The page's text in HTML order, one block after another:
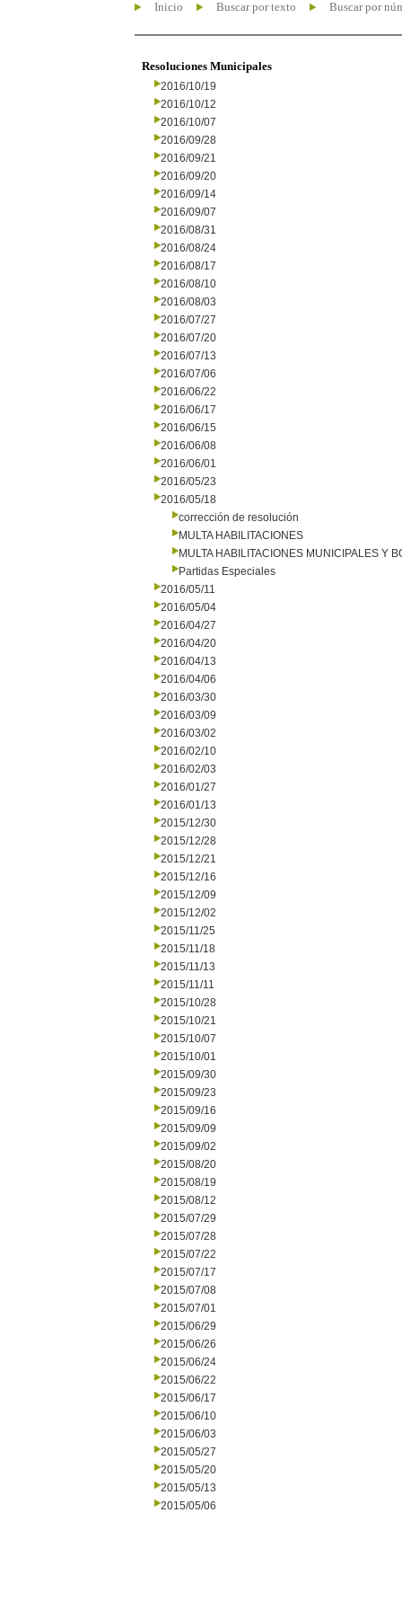
Inicio Buscar por texto Buscar por
Resoluciones Municipales
2016/10/19
2016/10/12
2016/10/07
2016/09/28
2016/09/21
2016/09/20
2016/09/14
2016/09/07
2016/08/31
2016/08/24
2016/08/17
2016/08/10
2016/08/03
2016/07/27
2016/07/20
2016/07/13
2016/07/06
2016/06/22
2016/06/17
2016/06/15
2016/06/08
2016/06/01
2016/05/23
2016/05/18
corrección de resolución
MULTA HABILITACIONES
MULTA HABILITACIONES MUNICIPALES Y
Partidas Especiales
2016/05/11
2016/05/04
2016/04/27
2016/04/20
2016/04/13
2016/04/06
2016/03/30
2016/03/09
2016/03/02
2016/02/10
2016/02/03
2016/01/27
2016/01/13
2015/12/30
2015/12/28
2015/12/21
2015/12/16
2015/12/09
2015/12/02
2015/11/25
2015/11/18
2015/11/13
2015/11/11
2015/10/28
2015/10/21
2015/10/07
2015/10/01
2015/09/30
2015/09/23
2015/09/16
2015/09/09
2015/09/02
2015/08/20
2015/08/19
2015/08/12
2015/07/29
2015/07/28
2015/07/22
2015/07/17
2015/07/08
2015/07/01
2015/06/29
2015/06/26
2015/06/24
2015/06/22
2015/06/17
2015/06/10
2015/06/03
2015/05/27
2015/05/20
2015/05/13
2015/05/06